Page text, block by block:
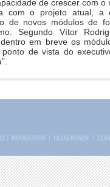
de crescer com o
com o projeto atual, a
de novos módulos de
Segundo Vítor
em breve os
de vista do
| PRODUTOS QUALIDADE